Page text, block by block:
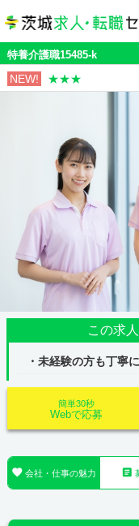
特養介護職15485-k
NEW! ★★★
この求
・未経験の方も丁寧
簡単30秒
Webで応募
 会社・仕事の魅力 